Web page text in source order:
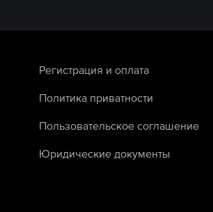
Регистрация и оплата
Политика приватности
Пользовательское соглашение
Юридические документы